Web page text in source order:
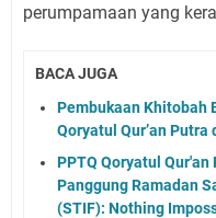
perumpamaan yang
BACA JUGA
Pembukaan Khitobah
Qoryatul Qur’an
PPTQ Qoryatul
Panggung Ramadan
(STIF): Nothing